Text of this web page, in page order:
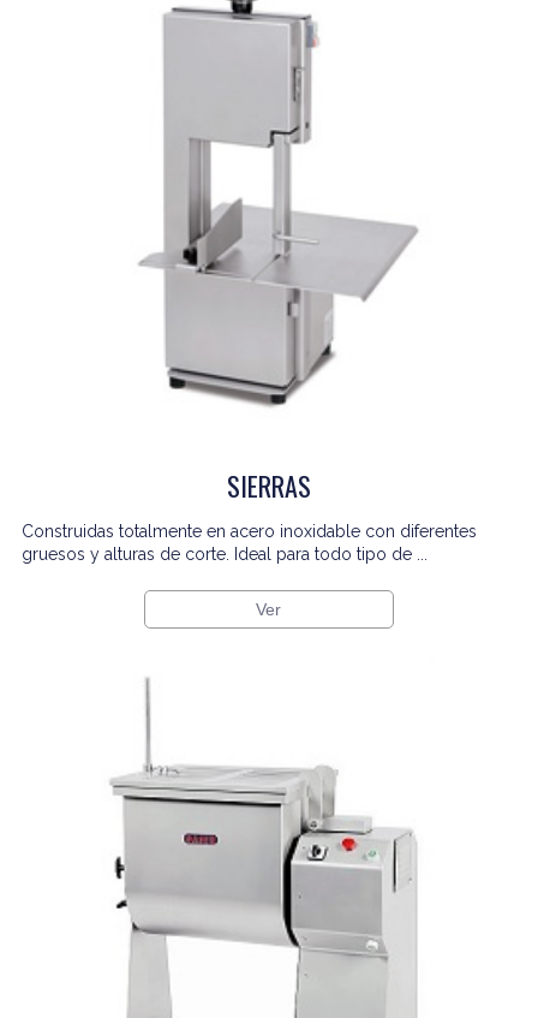
SIERRAS
Construidas totalmente en acero inoxidable con diferentes
gruesos y alturas de corte. Ideal para todo tipo de ...
Ver